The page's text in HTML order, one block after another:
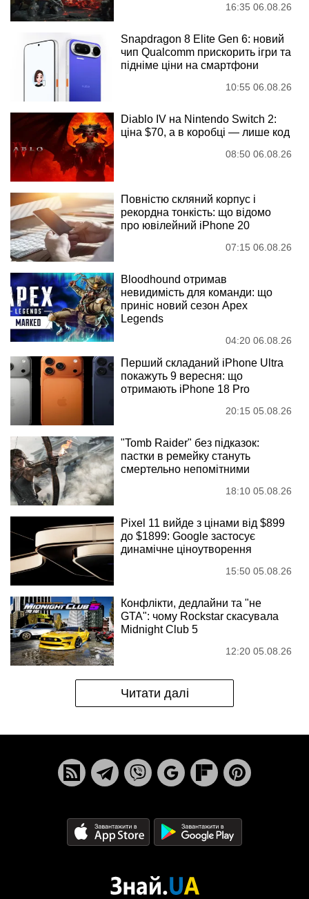
16:35 06.08.26
Snapdragon 8 Elite Gen 6: новий
чип Qualcomm прискорить ігри та
підніме ціни на смартфони
10:55 06.08.26
Diablo IV на Nintendo Switch 2:
ціна $70, а в коробці — лише код
08:50 06.08.26
Повністю скляний корпус і
рекордна тонкість: що відомо
про ювілейний iPhone 20
07:15 06.08.26
Bloodhound отримав
невидимість для команди: що
приніс новий сезон Apex
Legends
04:20 06.08.26
Перший складаний iPhone Ultra
покажуть 9 вересня: що
отримають iPhone 18 Pro
20:15 05.08.26
"Tomb Raider" без підказок:
пастки в ремейку стануть
смертельно непомітними
18:10 05.08.26
Pixel 11 вийде з цінами від $899
до $1899: Google застосує
динамічне ціноутворення
15:50 05.08.26
Конфлікти, дедлайни та "не
GTA": чому Rockstar скасувала
Midnight Club 5
12:20 05.08.26
Читати далі